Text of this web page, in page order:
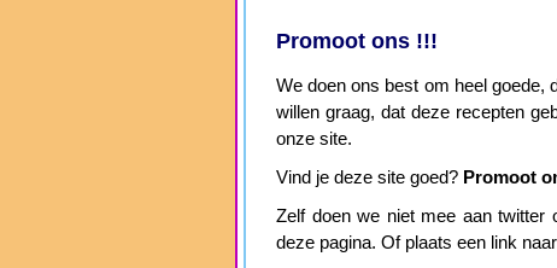
Promoot ons !!!
We doen ons best om heel goede,
willen graag, dat deze recepten
onze site.
Vind je deze site goed? Promoot
Zelf doen we niet mee aan twitter
deze pagina. Of plaats een link